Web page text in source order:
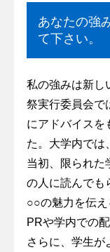
あなたの強
て下さい。
私の強みは新し
祭実行委員会で
にアドバイスを
た。大学内では
当初、限られた
の人に読んでも
○○の魅力を伝
PRや学内での
さらに、学生が